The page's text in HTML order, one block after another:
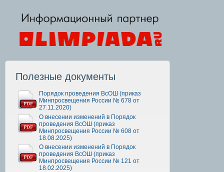
Полезные документы
Порядок проведения ВсОШ (приказ
Минпросвещения России № 678 от
27.11.2020)
О внесении изменений в Порядок
проведения ВсОШ (приказ
Минпросвещения России № 608 от
18.08.2025)
О внесении изменений в Порядок
проведения ВсОШ (приказ
Минпросвещения России № 121 от
18.02.2025)